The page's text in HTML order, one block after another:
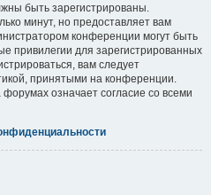
быть зарегистрированы.
минут, но предоставляет вам
конференции могут быть
привилегии для зарегистрированных
вам следует
принятыми на конференции.
означает согласие со всеми